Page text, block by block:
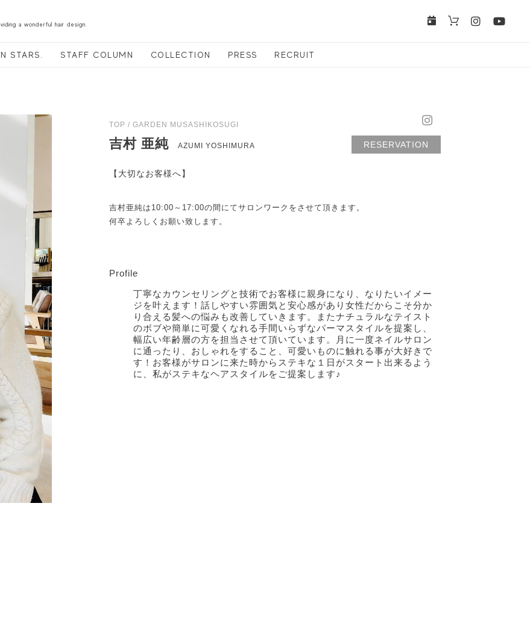
a wonderful hair design.
STARS. STAFF COLUMN COLLECTION PRESS RECRUIT
RESERVATION
TOP / GARDEN MUSASHIKOSUGI
吉村 亜純 AZUMI YOSHIMURA
【大切なお客様へ】
吉村亜純は10:00～17:00の間にてサロンワークをさせて頂きます。
何卒よろしくお願い致します。
Profile
丁寧なカウンセリングと技術でお客様に親身になり、なりたいイメー
ジを叶えます！話しやすい雰囲気と安心感があり女性だからこそ分か
り合える髪への悩みも改善していきます。またナチュラルなテイスト
のボブや簡単に可愛くなれる手間いらずなパーマスタイルを提案し、
幅広い年齢層の方を担当させて頂いています。月に一度ネイルサロン
に通ったり、おしゃれをすること、可愛いものに触れる事が大好きで
す！お客様がサロンに来た時からステキな１日がスタート出来るよう
に、私がステキなヘアスタイルをご提案します♪